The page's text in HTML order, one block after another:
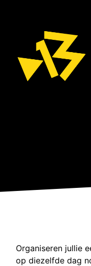
Organiseren jullie
op diezelfde dag